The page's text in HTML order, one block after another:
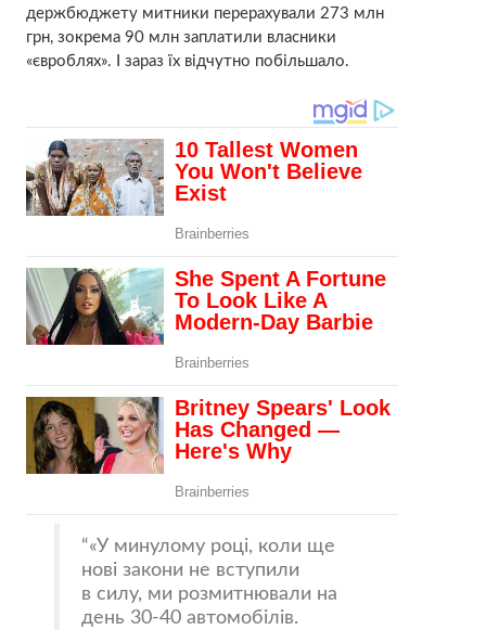
держбюджету митники перерахували 273 млн
грн, зокрема 90 млн заплатили власники
«євроблях». І зараз їх відчутно побільшало.
«У минулому році, коли ще
нові закони не вступили
в силу, ми розмитнювали на
день 30-40 автомобілів.